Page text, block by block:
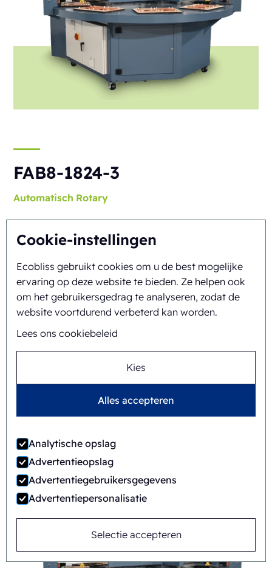
Cookie-instellingen
Ecobliss gebruikt cookies om u de best mogelijke
ervaring op deze website te bieden. Ze helpen ook
om het gebruikersgedrag te analyseren, zodat de
website voortdurend verbeterd kan worden.
Lees ons cookiebeleid
Kies
Alles accepteren
Analytische opslag
Advertentieopslag
Advertentiegebruikersgegevens
Advertentiepersonalisatie
Selectie accepteren
FAB8-1824-3
Automatisch Rotary
FAB8-1418-3-CS
Automatisch Rotary